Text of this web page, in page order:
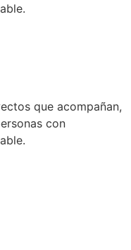
que acompañan,
con